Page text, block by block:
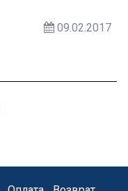
09.02.2017